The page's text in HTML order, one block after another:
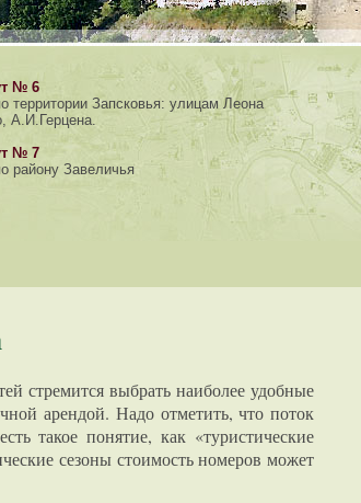
№ 6
территории Запсковья: улицам Леона
А.И.Герцена.
№ 7
району Завеличья
стремится выбрать наиболее удобные
арендой. Надо отметить, что поток
такое понятие, как «туристические
сезоны стоимость номеров может